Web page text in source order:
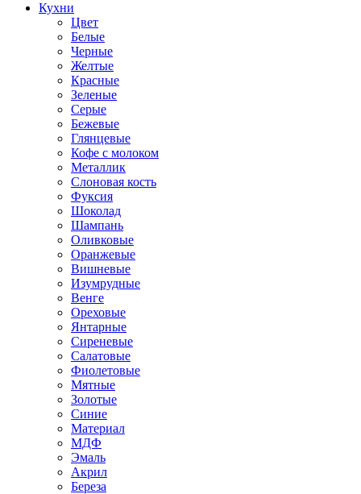
Кухни
Цвет
Белые
Черные
Желтые
Красные
Зеленые
Серые
Бежевые
Глянцевые
Кофе с молоком
Металлик
Слоновая кость
Фуксия
Шоколад
Шампань
Оливковые
Оранжевые
Вишневые
Изумрудные
Венге
Ореховые
Янтарные
Сиреневые
Салатовые
Фиолетовые
Мятные
Золотые
Синие
Материал
МДФ
Эмаль
Акрил
Береза